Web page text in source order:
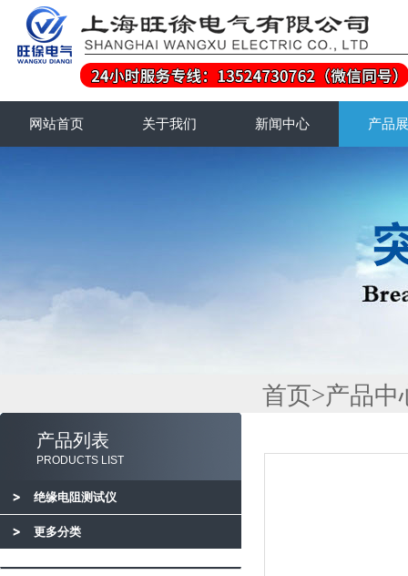
网站首页 关于我们 新闻中心 产品
产品列表
PRODUCTS LIST
绝缘电阻测试仪
更多分类
首页>产品中